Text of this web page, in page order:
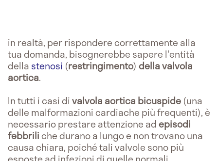
in realtà, per rispondere correttamente alla
tua domanda, bisognerebbe sapere l'entità
della stenosi (restringimento) della valvola
aortica.
In tutti i casi divalvola aortica bicuspide (una
delle malformazioni cardiache più frequenti), è
necessario prestare attenzione adepisodi
febbriliche durano a lungo e non trovano una
causa chiara, poiché tali valvole sono più